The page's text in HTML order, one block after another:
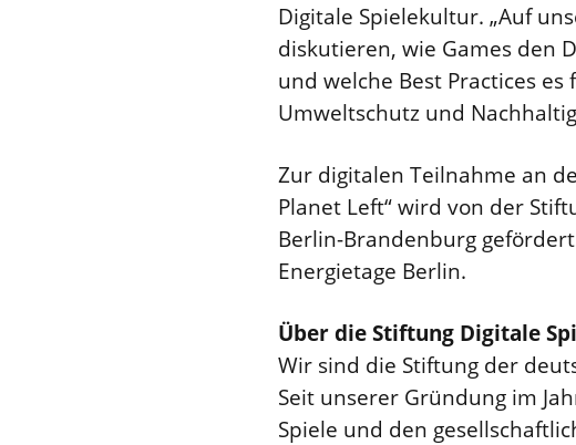
Digitale Spielekultur. „Auf
diskutieren, wie Games den
und welche Best Practices
Umweltschutz und
Zur digitalen Teilnahme an
Planet Left“ wird von der
Berlin-Brandenburg
Energietage Berlin.
Über die Stiftung Digitale
Wir sind die Stiftung der
Seit unserer Gründung im
Spiele und den